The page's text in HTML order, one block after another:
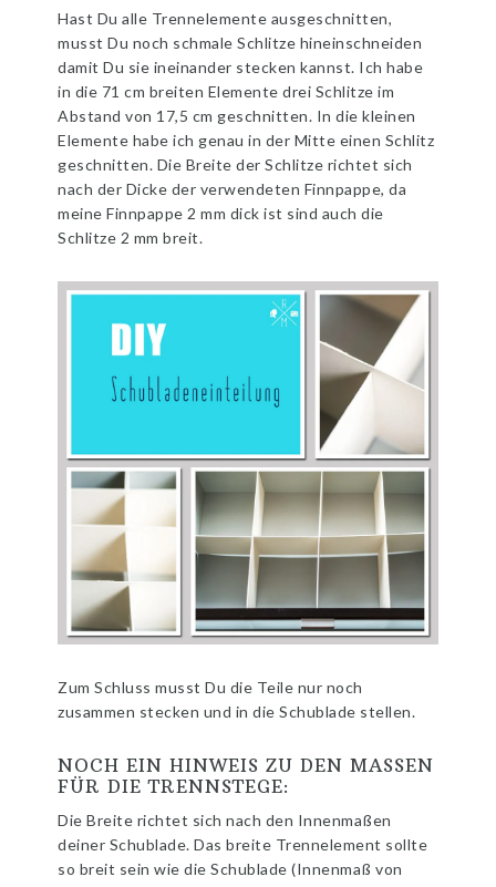
Hast Du alle Trennelemente ausgeschnitten,
musst Du noch schmale Schlitze hineinschneiden
damit Du sie ineinander stecken kannst. Ich habe
in die 71 cm breiten Elemente drei Schlitze im
Abstand von 17,5 cm geschnitten. In die kleinen
Elemente habe ich genau in der Mitte einen Schlitz
geschnitten. Die Breite der Schlitze richtet sich
nach der Dicke der verwendeten Finnpappe, da
meine Finnpappe 2 mm dick ist sind auch die
Schlitze 2 mm breit.
Zum Schluss musst Du die Teile nur noch
zusammen stecken und in die Schublade stellen.
NOCH EIN HINWEIS ZU DEN MASSEN F
ÜR DIE TRENNSTEGE:
Die Breite richtet sich nach den Innenmaßen
deiner Schublade. Das breite Trennelement sollte
so breit sein wie die Schublade (Innenmaß von